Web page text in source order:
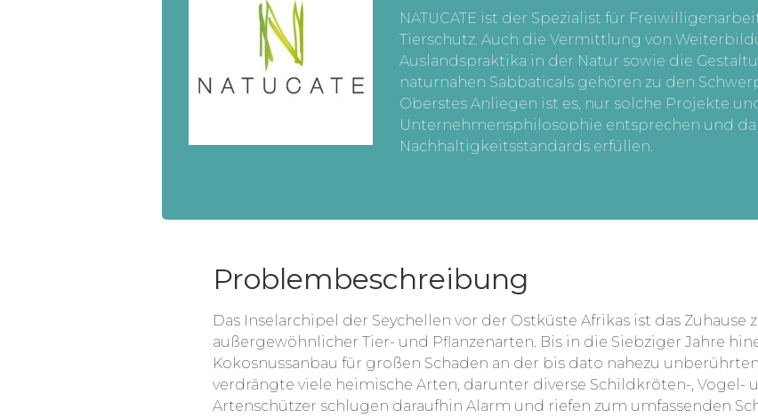
NATUCATE ist der Spezialist für
Tierschutz. Auch die Vermittlung von
Auslandspraktika in der Natur sowie die
naturnahen Sabbaticals gehören zu den
Oberstes Anliegen ist es, nur solche Projekte
Unternehmensphilosophie entsprechen und
Nachhaltigkeitsstandards erfüllen.
Problembeschreibung
Das Inselarchipel der Seychellen vor der Ostküste Afrikas ist das
außergewöhnlicher Tier- und Pflanzenarten. Bis in die Siebziger Jahre
Kokosnussanbau für großen Schaden an der bis dato nahezu
verdrängte viele heimische Arten, darunter diverse Schildkröten-, Vogel-
Artenschützer schlugen daraufhin Alarm und riefen zum umfassenden